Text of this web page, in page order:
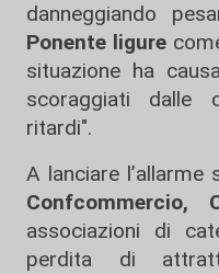
danneggiando
Ponente ligure
situazione ha
scoraggiati dalle
ritardi".
A lanciare l’allarme
Confcommercio,
associazioni di
perdita di